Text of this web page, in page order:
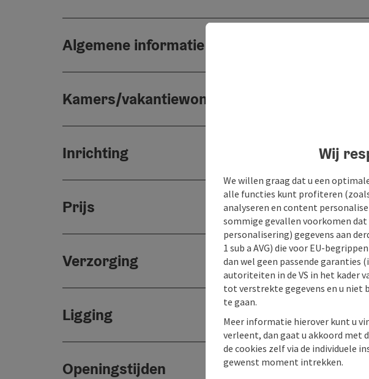
Algemene informatie
Kamers/vakantiewoningen
Inrichting
Prijs
Verzorging
Ligging
Openingstijden
Wij
We willen graag dat u een
alle functies kunt profiteren
analyseren en content
sommige gevallen voorkomen
personalisering) gegevens aan
1 sub a AVG) die voor EU-
dan wel geen passende garanties
autoriteiten in de VS in het kader
tot verstrekte gegevens en u niet
te gaan.
Meer informatie hierover kunt u
verleent, dan gaat u akkoord met
de cookies zelf via de individuele
gewenst moment intrekken.